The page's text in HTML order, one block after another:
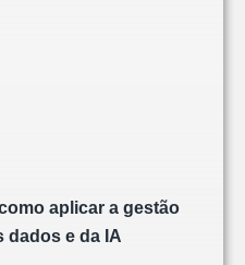
aplicar a gestão
dados e da IA